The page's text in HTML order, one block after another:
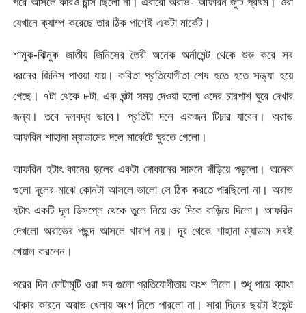
যেখানে ক্যাম্প করেছে তার ঠিক পাশেই একটা মার্কেট।
শামুক-ঝিনুক জাতীয় জিনিসের তৈরী অনেক অর্নামেন্ট থেকে শুরু করে সব
ধরনের জিনিস পাওয়া যায়। কবিতা প্রতিযোগীতা শেষ হতে হতে সন্ধ্যা হয়ে
গেছে। ৭টা থেকে ৮টা, এক ঘন্টা সময় দেওয়া হলো ওদের চারপাশ ঘুরে দেখার
জন্য। তবে দলবদ্ধ ভাবে। প্রতিটা দলে একজন টিচার যাবেন। অরাভ
আফরিন শাহানা ম্যাডামের দলে মার্কেটে ঘুরতে গেলো।
আফরিন হটাৎ কানের দুলের একটা দোকানের সামনে দাঁড়িয়ে পড়লো। অনেক
গুলো দূলের মাঝে কোনটা আসলে ভালো সে ঠিক করতে পারছিলো না। অরাভ
হটাৎ একটি দূল ডিসপ্লে থেকে তুলে নিয়ে ওর দিকে বাড়িয়ে দিলো। আফরিন
দেখলো অরাভের পছন্দ আসলে খারাপ নয়। দূর থেকে শাহানা ম্যাডাম সবই
খেয়াল করলেন।
পরের দিন মোটামুটি ওরা সব গুলো প্রতিযোগীতায় অংশ নিলো। শুধু পায়ে ব্যাথা
থাকার কারনে অরাভ খেলায় অংশ নিতে পারলো না। সারা দিনের ছয়টা ইভেন্ট